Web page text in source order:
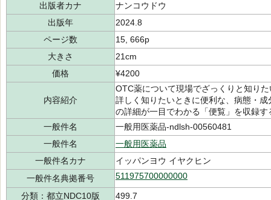
出版者カナ
ナンコウドウ
出版年
2024.8
ページ数
15, 666p
大きさ
21cm
価格
¥4200
内容紹介
OTC薬について現場でざっくりと知り
詳しく知りたいときに便利な、病態・
の詳細が一目でわかる「便覧」を収録す
一般件名
一般用医薬品-ndlsh-00560481
一般件名
一般用医薬品
一般件名カナ
イッパンヨウ イヤクヒン
一般件名典拠番号
511975700000000
分類：都立NDC10版
499.7